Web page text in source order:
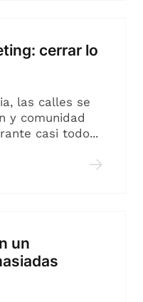
cerrar lo
las calles se
y comunidad
casi todo...
un